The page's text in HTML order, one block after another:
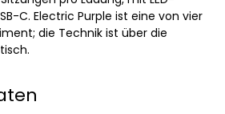
C. Electric Purple ist eine von vier
die Technik ist über die